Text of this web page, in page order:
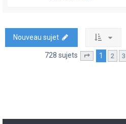
Nouveau sujet
728 sujets Page sur30
1 2 3